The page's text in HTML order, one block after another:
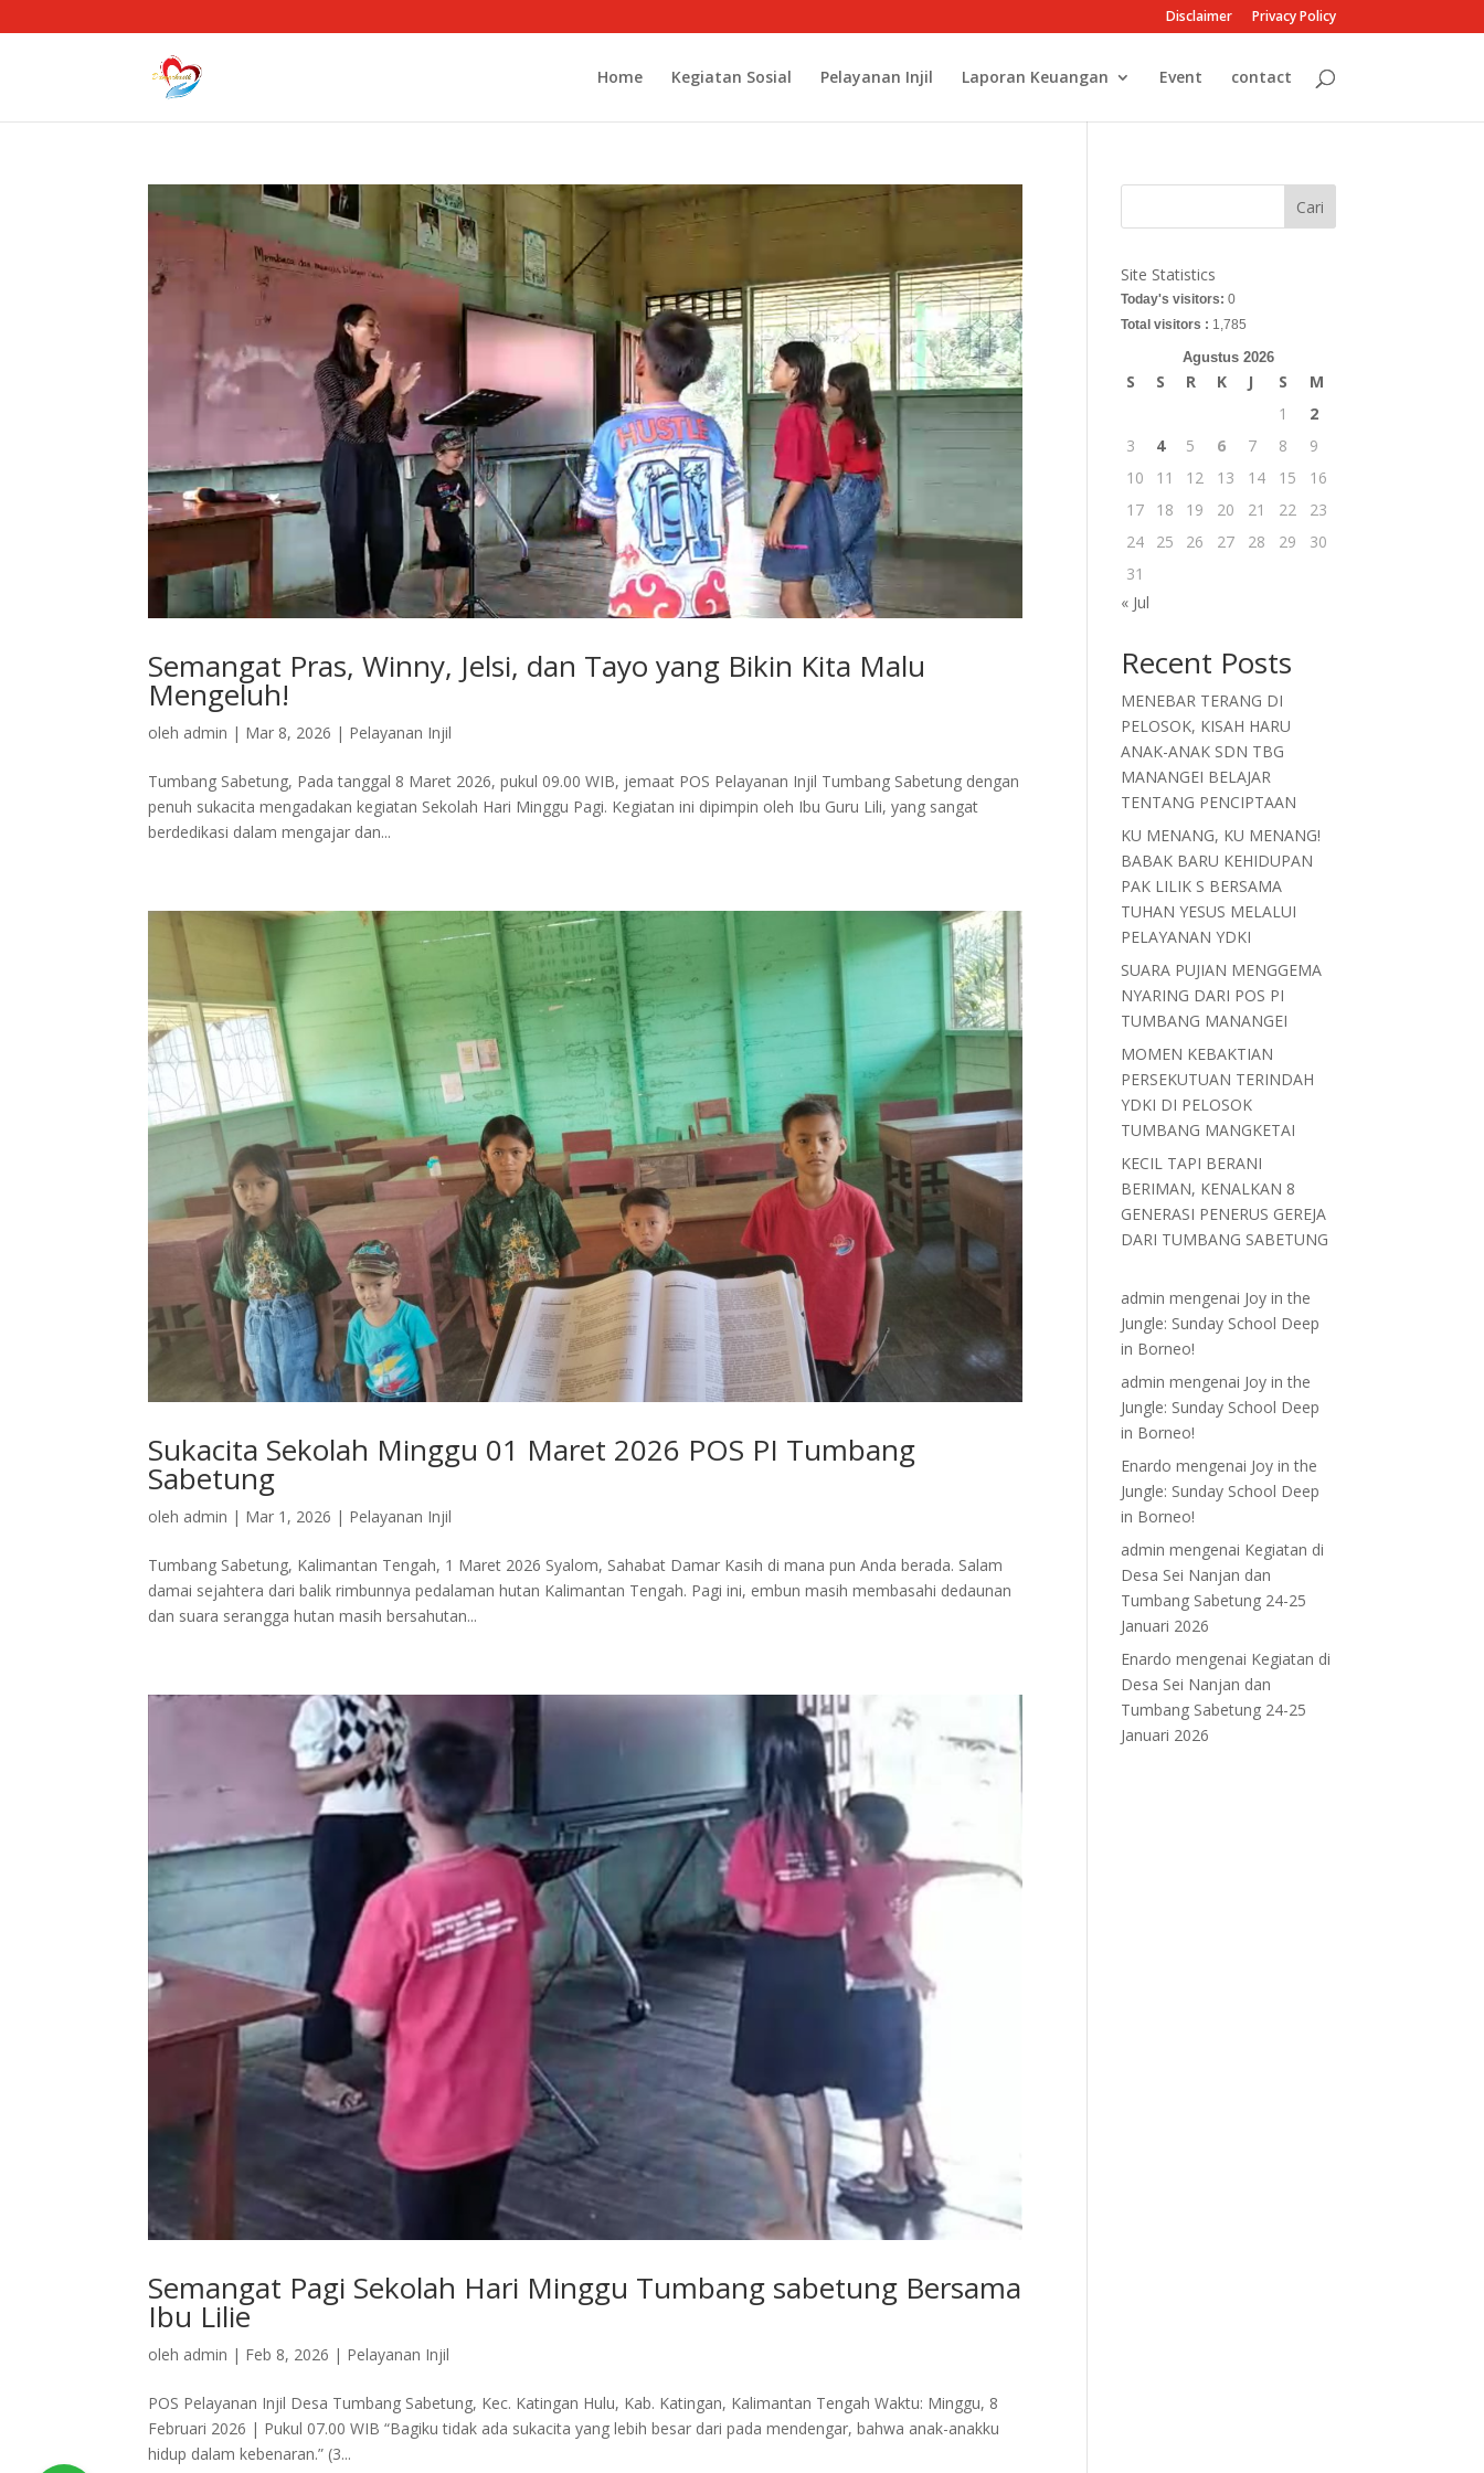
Disclaimer Privacy Policy
Home Kegiatan Sosial Pelayanan Injil Laporan Keuangan Event contact
Semangat Pras, Winny, Jelsi, dan Tayo yang Bikin Kita Malu
Mengeluh!
oleh admin | Mar 8, 2026 | Pelayanan Injil
Tumbang Sabetung, Pada tanggal 8 Maret 2026, pukul 09.00 WIB, jemaat POS Pelayanan Injil Tumbang Sabetung dengan
penuh sukacita mengadakan kegiatan Sekolah Hari Minggu Pagi. Kegiatan ini dipimpin oleh Ibu Guru Lili, yang sangat
berdedikasi dalam mengajar dan...
Sukacita Sekolah Minggu 01 Maret 2026 POS PI Tumbang
Sabetung
oleh admin | Mar 1, 2026 | Pelayanan Injil
Tumbang Sabetung, Kalimantan Tengah, 1 Maret 2026 Syalom, Sahabat Damar Kasih di mana pun Anda berada. Salam
damai sejahtera dari balik rimbunnya pedalaman hutan Kalimantan Tengah. Pagi ini, embun masih membasahi dedaunan
dan suara serangga hutan masih bersahutan...
Semangat Pagi Sekolah Hari Minggu Tumbang sabetung Bersama
Ibu Lilie
oleh admin | Feb 8, 2026 | Pelayanan Injil
POS Pelayanan Injil Desa Tumbang Sabetung, Kec. Katingan Hulu, Kab. Katingan, Kalimantan Tengah Waktu: Minggu, 8
Februari 2026 | Pukul 07.00 WIB “Bagiku tidak ada sukacita yang lebih besar dari pada mendengar, bahwa anak-anakku
hidup dalam kebenaran.” (3...
Cari
Site Statistics
Today's visitors:0
Total visitors : 1,785
Agustus 2026
S S R K J S
M
1
2
3
4 5 6 7 8
9
10
11 12 13 14 15
16
17
18 19 20 21 22
23
24
25 26 27 28 29
30
31
« Jul
Recent Posts
MENEBAR TERANG DI
PELOSOK, KISAH HARU
ANAK-ANAK SDN TBG
MANANGEI BELAJAR
TENTANG PENCIPTAAN
KU MENANG, KU MENANG!
BABAK BARU KEHIDUPAN
PAK LILIK S BERSAMA
TUHAN YESUS MELALUI
PELAYANAN YDKI
SUARA PUJIAN MENGGEMA
NYARING DARI POS PI
TUMBANG MANANGEI
MOMEN KEBAKTIAN
PERSEKUTUAN TERINDAH
YDKI DI PELOSOK
TUMBANG MANGKETAI
KECIL TAPI BERANI
BERIMAN, KENALKAN 8
GENERASI PENERUS GEREJA
DARI TUMBANG SABETUNG
admin mengenai Joy in the
Jungle: Sunday School Deep
in Borneo!
admin mengenai Joy in the
Jungle: Sunday School Deep
in Borneo!
Enardo mengenai Joy in the
Jungle: Sunday School Deep
in Borneo!
admin mengenai Kegiatan di
Desa Sei Nanjan dan
Tumbang Sabetung 24-25
Januari 2026
Enardo mengenai Kegiatan di
Desa Sei Nanjan dan
Tumbang Sabetung 24-25
Januari 2026